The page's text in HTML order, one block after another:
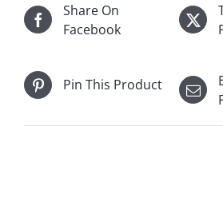
Share On
Facebook
Pin This Product